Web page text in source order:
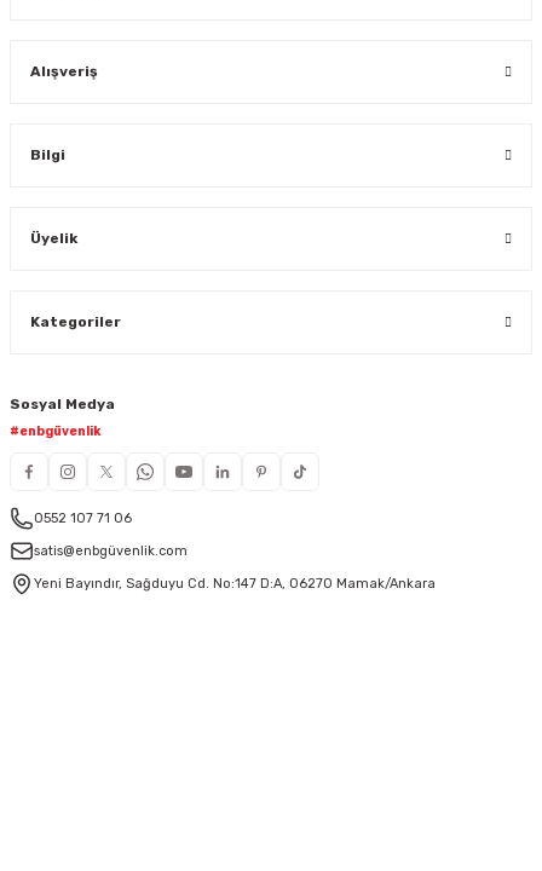
Alışveriş
Bilgi
Üyelik
Kategoriler
Sosyal Medya
#enbgüvenlik
0552 107 71 06
satis@enbgüvenlik.com
Yeni Bayındır, Sağduyu Cd. No:147 D:A, 06270 Mamak/Ankara